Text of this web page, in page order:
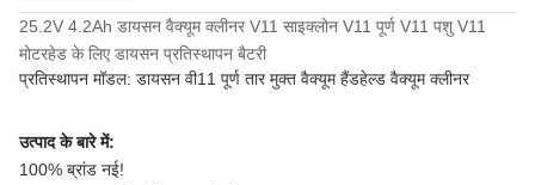
25.2V 4.2Ah डायसन वैक्यूम क्लीनर V11 साइक्लोन V11 पूर्ण V11 पशु V11
मोटरहेड के लिए डायसन प्रतिस्थापन बैटरी
प्रतिस्थापन मॉडल: डायसन वी11 पूर्ण तार मुक्त वैक्यूम हैंडहेल्ड वैक्यूम क्लीनर
उत्पाद के बारे में:
100% ब्रांड नई!